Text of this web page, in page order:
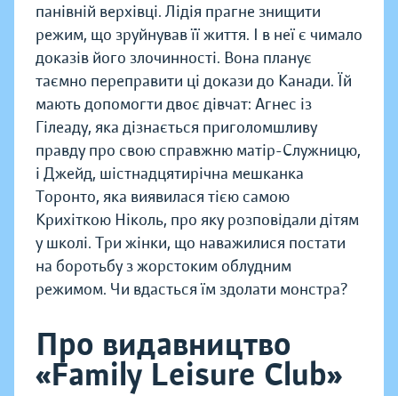
панівній верхівці. Лідія прагне знищити
режим, що зруйнував її життя. І в неї є чимало
доказів його злочинності. Вона планує
таємно переправити ці докази до Канади. Їй
мають допомогти двоє дівчат: Агнес із
Гілеаду, яка дізнається приголомшливу
правду про свою справжню матір-Служницю,
і Джейд, шістнадцятирічна мешканка
Торонто, яка виявилася тією самою
Крихіткою Ніколь, про яку розповідали дітям
у школі. Три жінки, що наважилися постати
на боротьбу з жорстоким облудним
режимом. Чи вдасться їм здолати монстра?
Про видавництво
«Family Leisure Club»